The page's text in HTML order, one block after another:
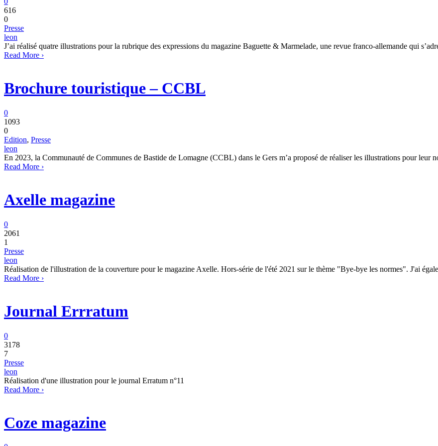
616
0
Presse
leon
J’ai réalisé quatre illustrations pour la rubrique des expressions du magazine Baguette & Marmelade, une revue franco-allemande qui
Read More ›
Brochure touristique – CCBL
0
1093
0
Edition, Presse
leon
En 2023, la Communauté de Communes de Bastide de Lomagne (CCBL) dans le Gers m’a proposé de réaliser les illustrations pour
Read More ›
Axelle magazine
0
2061
1
Presse
leon
Réalisation de l'illustration de la couverture pour le magazine Axelle. Hors-série de l'été 2021 sur le thème "Bye-bye les normes". J'ai
Read More ›
Journal Errratum
0
3178
7
Presse
leon
Réalisation d'une illustration pour le journal Erratum n°11
Read More ›
Coze magazine